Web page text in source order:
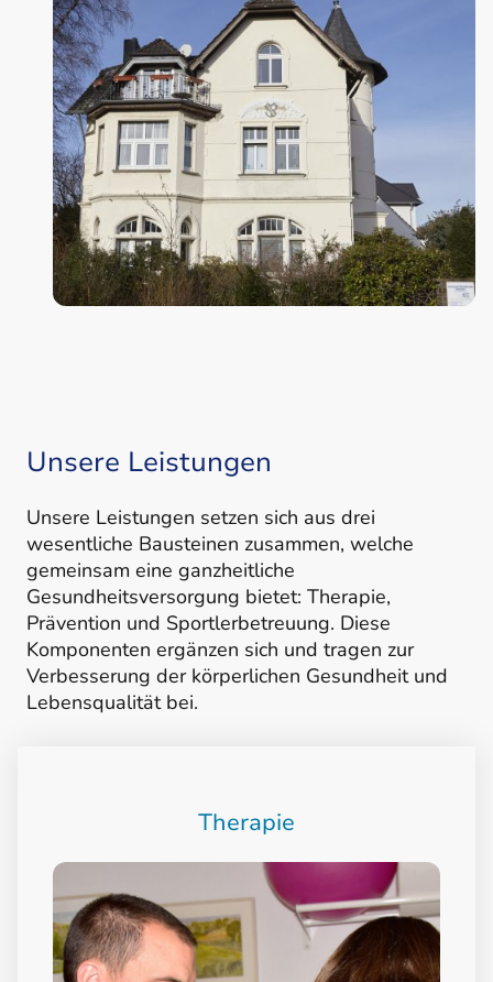
Unsere Leistungen
Unsere Leistungen setzen sich aus drei
wesentliche Bausteinen zusammen, welche
gemeinsam eine ganzheitliche
Gesundheitsversorgung bietet: Therapie,
Prävention und Sportlerbetreuung. Diese
Komponenten ergänzen sich und tragen zur
Verbesserung der körperlichen Gesundheit und
Lebensqualität bei.
Therapie